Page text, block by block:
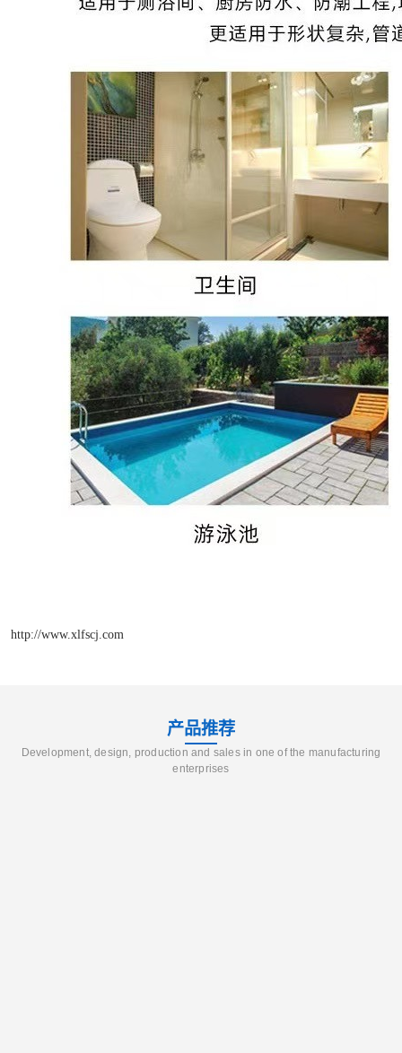
http://www.xlfscj.com
产品推荐
Development, design, production and sales in one of the manufacturing
enterprises